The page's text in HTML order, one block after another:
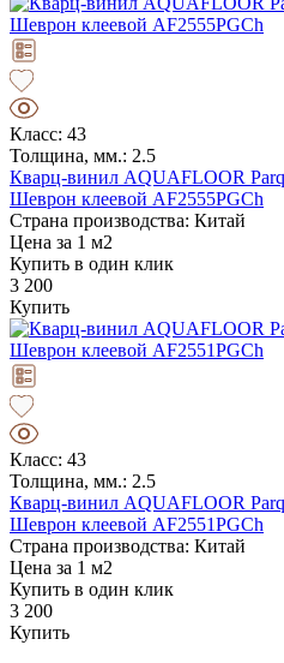
Класс: 43
Толщина, мм.: 2.5
Кварц-винил AQUAFLOOR
Шеврон клеевой AF2555PGCh
Страна производства: Китай
Цена за 1 м2
Купить в один клик
3 200
Купить
Класс: 43
Толщина, мм.: 2.5
Кварц-винил AQUAFLOOR
Шеврон клеевой AF2551PGCh
Страна производства: Китай
Цена за 1 м2
Купить в один клик
3 200
Купить